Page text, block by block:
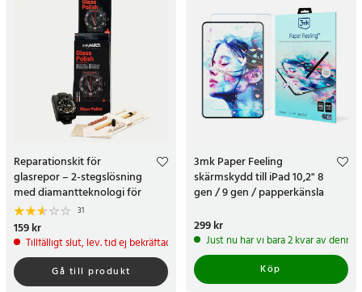
Reparationskit för
glasrepor – 2-stegslösning
med diamantteknologi för
obelagda glasytor
31
Pris:159 kr
159 kr
Tillfälligt slut, lev. tid ej bekräftad.
Gå till produkt
3mk Paper Feeling
skärmskydd till iPad 10,2" 8
gen / 9 gen / papperkänsla
Pris:299 kr
299 kr
Just nu har vi bara 2 kvar av denna
Köp